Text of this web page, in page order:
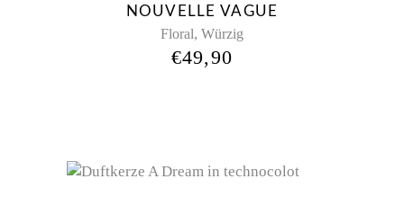
NOUVELLE VAGUE
Floral, Würzig
€49,90